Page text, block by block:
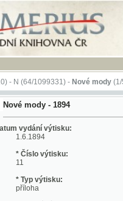
(64/1099331) -Nové mody(1/5057)
mody - 1894
vydání výtisku:
1.6.1894
* Číslo výtisku:
* Typ výtisku:
* Hlavní název:
U domácího krbu